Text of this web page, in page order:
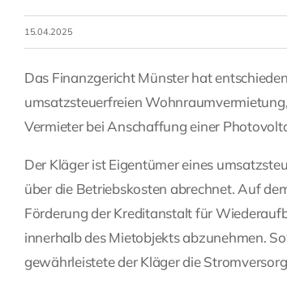
15.04.2025
Das Finanzgericht Münster hat
umsatzsteuerfreien
Vermieter bei Anschaffung einer
Der Kläger ist Eigentümer eines
über die Betriebskosten abrechnet. Auf
Förderung der Kreditanstalt für
innerhalb des Mietobjekts abzunehmen.
gewährleistete der Kläger die